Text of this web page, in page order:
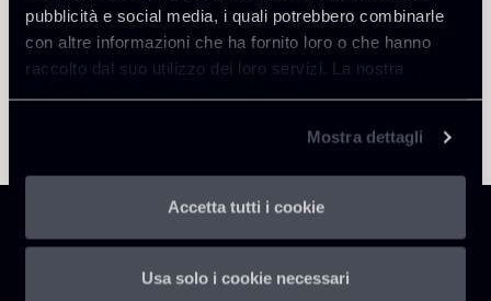
pubblicità e social media, i quali potrebbero combinarle
con altre informazioni che ha fornito loro o che hanno
raccolto dal suo utilizzo dei loro servizi. La nostra
informativa privacy è disponibilequi.
Mostra dettagli
Accetta tutti i cookie
Usa solo i cookie necessari